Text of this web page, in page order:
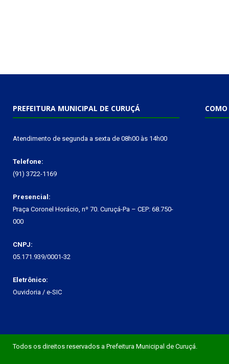
PREFEITURA MUNICIPAL DE CURUÇÁ
Atendimento de segunda a sexta de 08h00 às 14h00
Telefone:
(91) 3722-1169
Presencial:
Praça Coronel Horácio, nº 70. Curuçá-Pa – CEP: 68.750-
000
CNPJ:
05.171.939/0001-32
Eletrônico:
Ouvidoria / e-SIC
COMO
Todos os direitos reservados a Prefeitura Municipal de Curuçá.